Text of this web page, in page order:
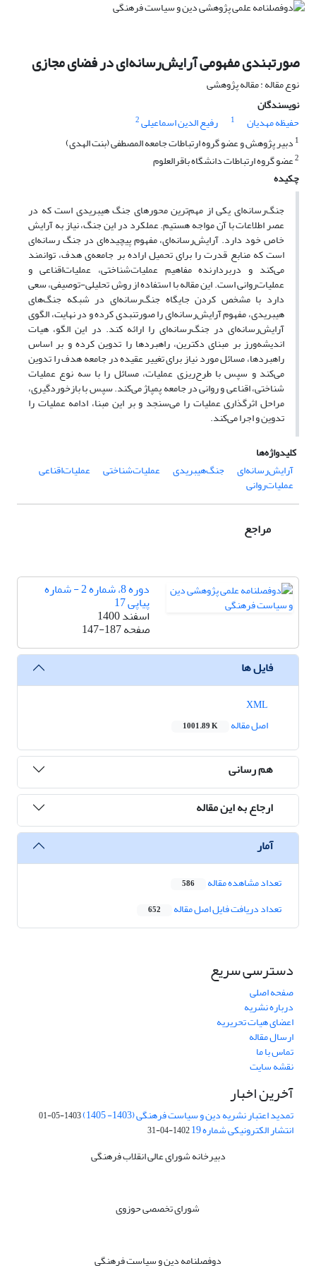
صورتبندی مفهومی آرایش‌رسانه‌ای در فضای مجازی
نوع مقاله : مقاله پژوهشی
نویسندگان
حفیظه مهدیان
1 رفیع الدین اسماعیلی2
1 دبیر پژوهش و عضو گروه ارتباطات جامعه المصطفی (بنت الهدی)
2عضو گروه ارتباطات دانشگاه باقرالعلوم
چکیده
جنگ‌رسانه‌ای یکی از مهم‌ترین محورهای جنگ هیبریدی است که در
عصر اطلاعات با آن مواجه هستیم. عملکرد در این جنگ، نیاز به آرایش
خاص خود دارد. آرایش‌رسانه‌ای، مفهوم پیچیده‌ای در جنگ رسانه‌ای
است که منابع قدرت را برای تحمیل اراده بر جامعه‌ی هدف، توانمند
می‌کند و دربردارنده مفاهیم عملیات‎‌شناختی، عملیات‌اقناعی و
عملیات‌روانی است. این مقاله با استفاده از روش تحلیلی-توصیفی، سعی
دارد با مشخص کردن جایگاه جنگ‌رسانه‌ای در شبکه جنگ‌های
هیبریدی، مفهوم آرایش‌رسانه‌ای را صورتنبدی کرده و در نهایت، الگوی
آرایش‌رسانه‌ای در جنگ‌رسانه‌ای را ارائه کند. در این الگو، هیات
اندیشه‌ورز بر مبنای دکترین، راهبردها را تدوین کرده و بر اساس
راهبردها، مسائل مورد نیاز برای تغییر عقیده در جامعه هدف را تدوین
می‌کند و سپس با طرح‌ریزی عملیات، مسائل را با سه نوع عملیات
شناختی، اقناعی و روانی در جامعه پمپاژ می‌کند. سپس با بازخوردگیری،
مراحل اثرگذاری عملیات را می‌سنجد و بر این مبنا،‌ ادامه عملیات را
تدوین‌ و اجرا می‌کند.
کلیدواژه‌ها
آرایش‌رسانه‌ای
جنگ‌هیبریدی عملیات‌شناختی عملیات‌اقناعی
عملیات‌روانی
مراجع
دوره 8، شماره 2 - شماره
پیاپی 17
اسفند 1400
صفحه147-187
فایل ها
اصل مقاله
1001.89 K
هم رسانی
ارجاع به این مقاله
آمار
تعداد مشاهده مقاله 586
تعداد دریافت فایل اصل مقاله 652
دسترسی سریع
صفحه اصلی
درباره نشریه
اعضای هیات تحریریه
ارسال مقاله
تماس با ما
نقشه سایت
آخرین اخبار
تمدید اعتبار نشریه دین و سیاست فرهنگی (1403- 1405) 1403-05-01
انتشار الکترونیکی شماره 19 1402-04-31
دبیرخانه شورای عالی انقلاب فرهنگی
شورای تخصصی حوزوی
دوفصلنامه دین و سیاست فرهنگی